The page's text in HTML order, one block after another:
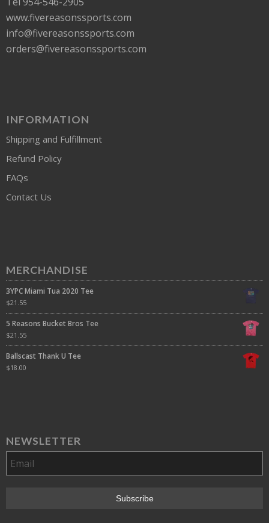
www.fivereasonssports.com
info@fivereasonssports.com
orders@fivereasonssports.com
INFORMATION
Shipping and Fulfillment
Refund Policy
FAQs
Contact Us
MERCHANDISE
3YPC Miami Tua 2020 Tee
$21.55
5 Reasons Bucket Bros Tee
$21.55
Ballscast Thank U Tee
$18.00
NEWSLETTER